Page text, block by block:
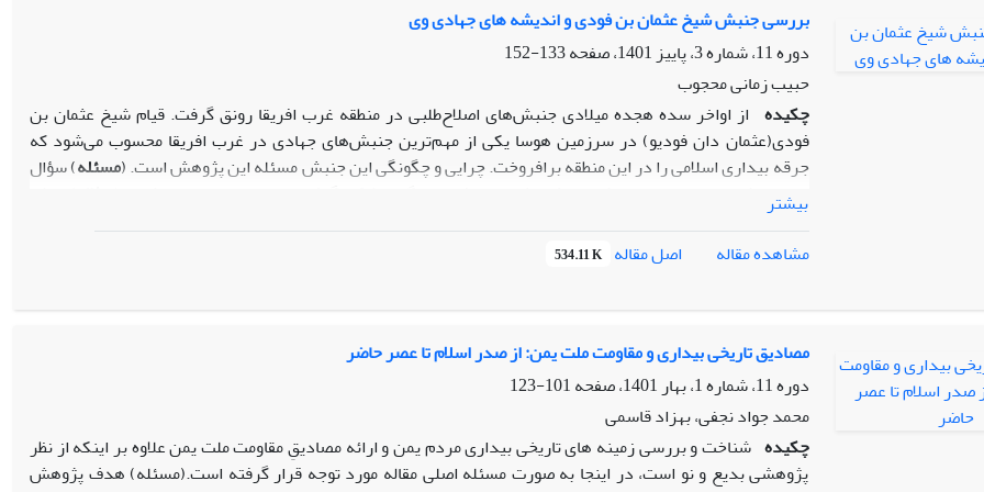
سقوط حکومت، انتخاب دیگری نخواهد داشت. بر این مبنا حمله‌ی نظامی عراق به ایران، سناریویی امریکایی بود که در
راستای منافع آن کشور طراحی و اجرا گردید.
بررسی جنبش شیخ عثمان بن فودی و اندیشه های جهادی وی
دوره 11، شماره 3، پاییز 1401، صفحه
133-152
حبیب زمانی محجوب
چکیده از اواخر سده هجده میلادی جنبش‌‌های اصلاح‌طلبی در منطقه غرب افریقا رونق گرفت. قیام شیخ عثمان بن
فودی(عثمان دان فودیو) در سرزمین هوسا یکی از مهم‌‌ترین جنبش‌‌های جهادی در غرب افریقا محسوب می‌شود که
جرقه بیداری اسلامی را در این منطقه برافروخت. چرایی و چگونگی این جنبش مسئله این پژوهش است. (مسئله) سؤال
اصلی نوشتار حاضر این است که جنبش عثمان بن فودی چگونه شکل گرفت و چه نتایجی دربرداشت؟ (
تحقیق توصیفی – تحلیلی و روش گردآوری داده‌ها اسنادی و کتابخانه‌ای است. (
شیخ عثمان با مشاهده فساد دینی، اخلاقی و سیاسی در جامعه و دستگاه حاکمه امرای هوسا، بر مبنای وجوب جهاد برای
حفظ اسلام، در پی اصلاح این وضعیت برآمد. وی در مرحله اول با دعوت به اسلام به تبلیغ وسیع تعالیم دینی پرداخت و
جنبش بن فودی باعث عمق نفوذ اسلام در منطقه غرب افریقا شد و جنبش‌های اصلاحی دیگری با الگوپذیری از قیام شیخ
عثمان در منطقه شکل گرفت. (یافته‌ها)
بیشتر
مشاهده مقاله
اصل مقاله 534.11 K
مصادیق تاریخی بیداری و مقاومت ملت یمن: از صدر اسلام تا عصر حاضر
دوره 11، شماره 1، بهار 1401، صفحه
101-123
محمد جواد نجفی، بهزاد قاسمی
چکیده شناخت و بررسی زمینه ‏های تاریخی بیداری مردم یمن و ارائه مصادیقِ مقاومت ملت یمن علاوه بر اینکه از نظر
پژوهشی بدیع و نو است، در اینجا به صورت مسئله اصلی مقاله مورد توجه قرار گرفته است.(مسئله) هدف پژوهش